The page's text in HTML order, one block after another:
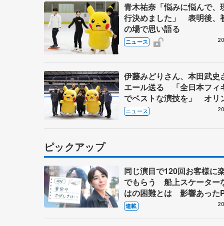
青木祐奈「悩みに悩んで、
行決めました」 表明後、
の場で思い語る
ニュース
伊藤みどりさん、本田武史
エール送る 「全日本フィ
でベストな演技を」 オリ
ク代表選考会前にスケー
ニュース
ピックアップ
同じ演目で120回お客様に
でもらう 船上スケーター
はの困難とは 影響あった
キャプテン松永さんの存在
連載